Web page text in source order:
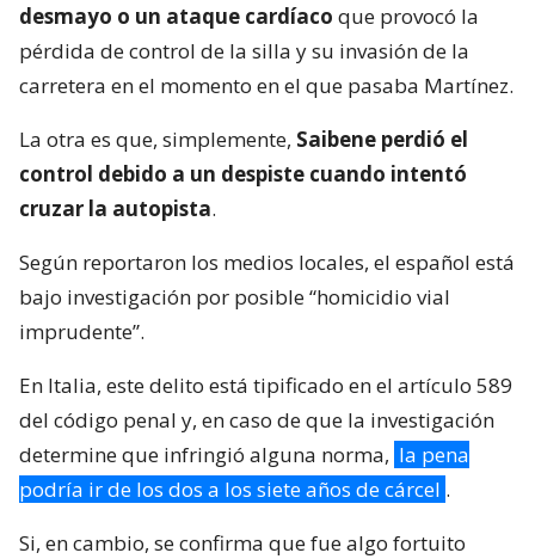
desmayo o un ataque cardíaco que provocó la
pérdida de control de la silla y su invasión de la
carretera en el momento en el que pasaba Martínez.
La otra es que, simplemente, Saibene perdió el
control debido a un despiste cuando intentó
cruzar la autopista.
Según reportaron los medios locales, el español está
bajo investigación por posible “homicidio vial
imprudente”.
En Italia, este delito está tipificado en el artículo 589
del código penal y, en caso de que la investigación
determine que infringió alguna norma, la pena
podría ir de los dos a los siete años de cárcel .
Si, en cambio, se confirma que fue algo fortuito